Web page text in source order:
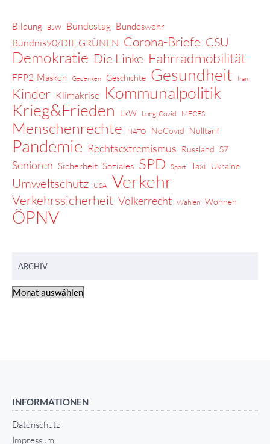
Bildung BSW Bundestag Bundeswehr
Bündnis90/DIE GRÜNEN Corona-Briefe CSU
Demokratie Die Linke Fahrradmobilität
FFP2-Masken Gedenken Geschichte Gesundheit Iran
Kinder Klimakrise Kommunalpolitik
Krieg&Frieden
LkW Long-Covid MECFS
Menschenrechte NATO NoCovid Nulltarif
Pandemie Rechtsextremismus Russland S7
Senioren Sicherheit Soziales SPD Sport Taxi Ukraine
Umweltschutz USA Verkehr
Verkehrssicherheit Völkerrecht Wahlen Wohnen
ÖPNV
ARCHIV
INFORMATIONEN
Datenschutz
Impressum